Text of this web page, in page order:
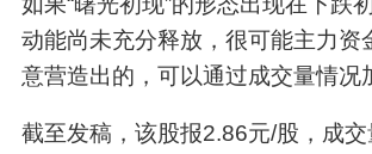
动能尚未充分释放，很可能主力资
意营造出的，可以通过成交量情况
截至发稿，该股报2.86元/股，成